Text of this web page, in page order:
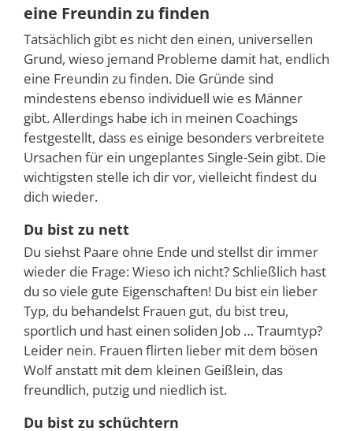
eine Freundin zu finden
Tatsächlich gibt es nicht den einen, universellen
Grund, wieso jemand Probleme damit hat, endlich
eine Freundin zu finden. Die Gründe sind
mindestens ebenso individuell wie es Männer
gibt. Allerdings habe ich in meinen Coachings
festgestellt, dass es einige besonders verbreitete
Ursachen für ein ungeplantes Single-Sein gibt. Die
wichtigsten stelle ich dir vor, vielleicht findest du
dich wieder.
Du bist zu nett
Du siehst Paare ohne Ende und stellst dir immer
wieder die Frage: Wieso ich nicht? Schließlich hast
du so viele gute Eigenschaften! Du bist ein lieber
Typ, du behandelst Frauen gut, du bist treu,
sportlich und hast einen soliden Job … Traumtyp?
Leider nein. Frauen flirten lieber mit dem bösen
Wolf anstatt mit dem kleinen Geißlein, das
freundlich, putzig und niedlich ist.
Du bist zu schüchtern